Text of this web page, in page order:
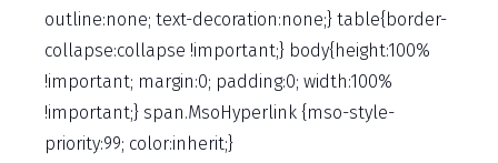
outline:none; text-decoration:none;} table{border-
collapse:collapse !important;} body{height:100%
!important; margin:0; padding:0; width:100%
!important;} span.MsoHyperlink {mso-style-
priority:99; color:inherit;}